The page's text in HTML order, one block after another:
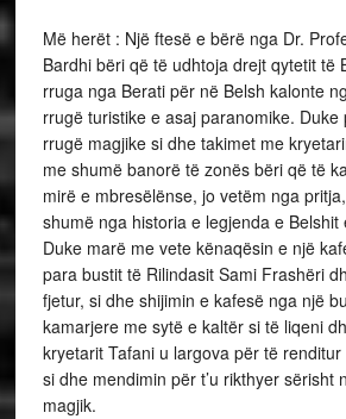
Më herët : Një ftesë e bërë nga Dr.
Bardhi bëri që të udhtoja drejt qytetit të
rruga nga Berati për në Belsh kalonte
rrugë turistike e asaj paranomike.
rrugë magjike si dhe takimet me
me shumë banorë të zonës bëri që të
mirë e mbresëlënse, jo vetëm nga
shumë nga historia e legjenda e Belshit
Duke marë me vete kënaqësin e një
para bustit të Rilindasit Sami Frashëri
fjetur, si dhe shijimin e kafesë nga një
kamarjere me sytë e kaltër si të liqeni
kryetarit Tafani u largova për të
si dhe mendimin për t’u rikthyer sërisht
magjik.